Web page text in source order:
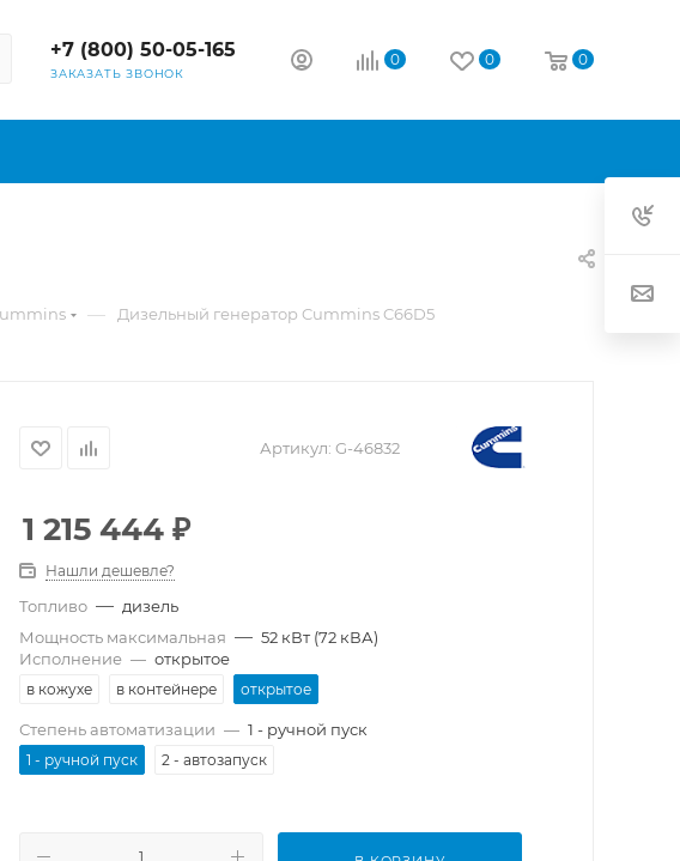
+7 (800) 50-05-165
ЗАКАЗАТЬ ЗВОНОК
0 0 0
— Дизельный генератор Cummins C66D5
Артикул: G-46832
1 215 444₽
Нашли дешевле?
Топливо — дизель
Мощность максимальная — 52 кВт (72 кВА)
Исполнение — открытое
в кожухе в контейнере открытое
Степень автоматизации — 1 - ручной пуск
1 - ручной пуск 2 - автозапуск